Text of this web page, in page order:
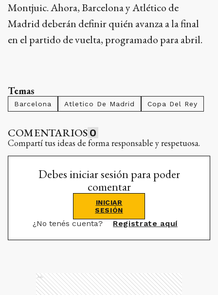
Montjuic. Ahora, Barcelona y Atlético de
Madrid deberán definir quién avanza a la final
en el partido de vuelta, programado para abril.
Temas
Barcelona Atletico De Madrid Copa Del Rey
COMENTARIOS 0
Compartí tus ideas de forma responsable y respetuosa.
Debes iniciar sesión para poder
comentar
INICIAR
SESIÓN
¿No tenés cuenta? Registrate aquí
Ads